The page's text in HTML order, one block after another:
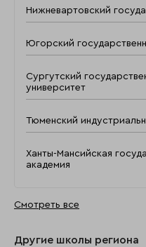
Нижневартовский
Югорский
Сургутский
университет
Тюменский
Ханты-Мансийская
академия
Смотреть все
Другие школы региона